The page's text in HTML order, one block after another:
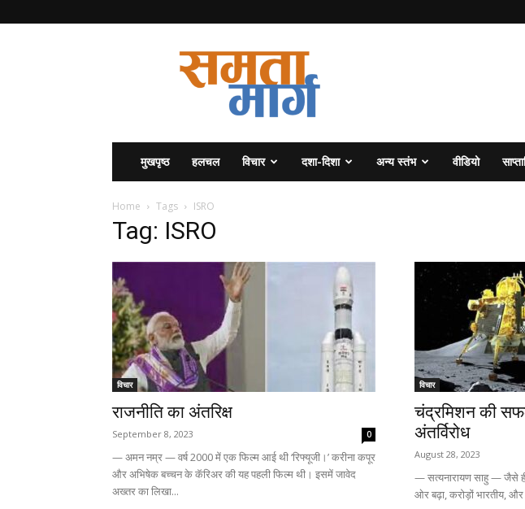
मुखपृष्ठ हलचल विचार दशा-दिशा अन्य स्तंभ वीडियो
Home Tags ISRO
Tag: ISRO
विचार
राजनीति का अंतरिक्ष
September 8, 2023 0
— अमन नम्र — वर्ष 2000 में एक फिल्म आई थी ‘रिफ्यूजी।’ करीना कपूर
और अभिषेक बच्चन के कॅरिअर की यह पहली फिल्म थी। इसमें जावेद
अख्तर का लिखा...
विचार
चंद्रमिशन की
अंतर्विरोध
August 28, 2023
— सत्यनारायण साहु — जैसे
ओर बढ़ा, करोड़ों भारतीय, और